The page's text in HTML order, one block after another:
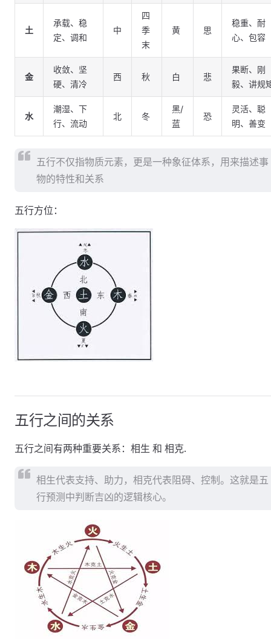
土
承载、稳
定、调和
中
四
季
末
黄 思
稳重、耐
心、包容
金
收敛、坚
硬、清冷
西 秋 白 悲
果断、刚
毅、讲规
水
潮湿、下
行、流动
北 冬
黑/
蓝
恐
灵活、聪
明、善变
五行不仅指物质元素，更是一种象征体系，用来描述事
物的特性和关系
五行方位：
五行之间的关系
五行之间有两种重要关系：相生 和 相克.
相生代表支持、助力，相克代表阻碍、控制。这就是五
行预测中判断吉凶的逻辑核心。